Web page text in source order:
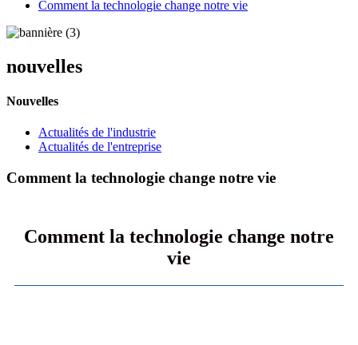
Comment la technologie change notre vie
nouvelles
Nouvelles
Actualités de l'industrie
Actualités de l'entreprise
Comment la technologie change notre vie
Comment la technologie change notre
vie